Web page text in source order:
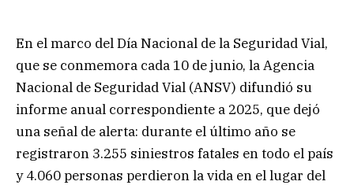
En el marco del Día Nacional de la Seguridad Vial,
que se conmemora cada 10 de junio, la Agencia
Nacional de Seguridad Vial (ANSV) difundió su
informe anual correspondiente a 2025, que dejó
una señal de alerta: durante el último año se
registraron 3.255 siniestros fatales en todo el país
y 4.060 personas perdieron la vida en el lugar del